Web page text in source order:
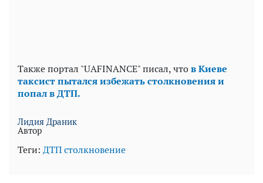
Также портал "UAFINANCE" писал, чтов Киеве
таксист пытался избежать столкновения и
попал в ДТП.
Лидия Драник
Автор
Теги: ДТПстолкновение